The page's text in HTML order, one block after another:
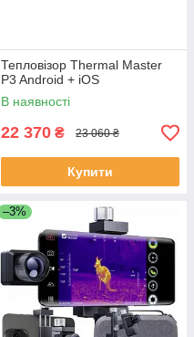
Тепловізор Thermal Master
P3 Android + iOS
В наявності
22 370 ₴ 23 060 ₴
Купити
–3%